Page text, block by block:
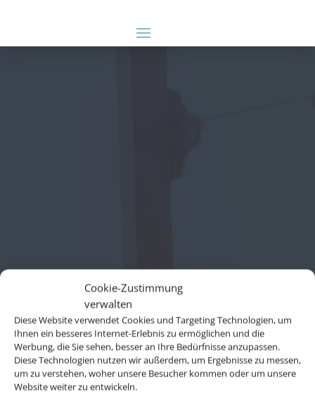
Cookie-Zustimmung
verwalten
Diese Website verwendet Cookies und Targeting Technologien, um
Ihnen ein besseres Internet-Erlebnis zu ermöglichen und die
Werbung, die Sie sehen, besser an Ihre Bedürfnisse anzupassen.
Diese Technologien nutzen wir außerdem, um Ergebnisse zu messen,
um zu verstehen, woher unsere Besucher kommen oder um unsere
Website weiter zu entwickeln.